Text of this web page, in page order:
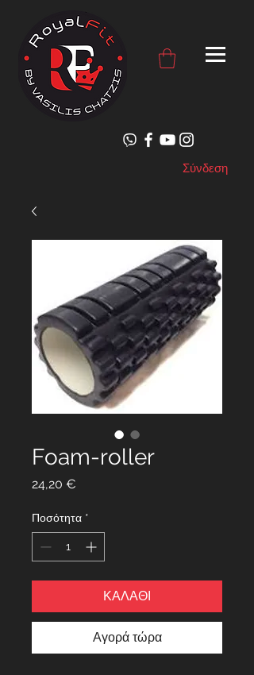
Σύνδεση
Foam-roller
24,20 €
Ποσότητα *
ΚΑΛΑΘΙ
Αγορά τώρα